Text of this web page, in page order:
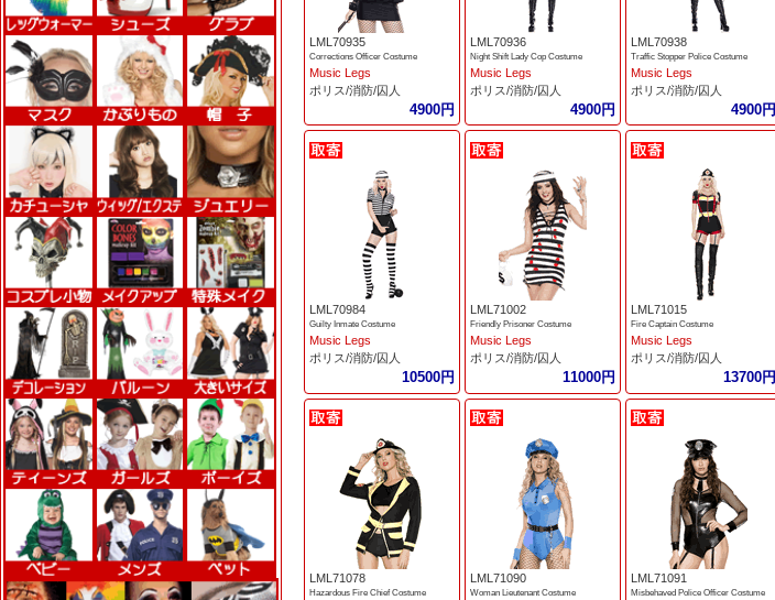
LML70935
Corrections Officer Costume
Music Legs
ポリス/消防/囚人
4900円
LML70936
Night Shift Lady Cop Costume
Music Legs
ポリス/消防/囚人
4900円
LML70938
Traffic Stopper Police Costume
Music Legs
ポリス/消防/囚人
4900円
LML70984
Guilty Inmate Costume
Music Legs
ポリス/消防/囚人
10500円
LML71002
Friendly Prisoner Costume
Music Legs
ポリス/消防/囚人
11000円
LML71015
Fire Captain Costume
Music Legs
ポリス/消防/囚人
13700円
LML71078
Hazardous Fire Chief Costume
LML71090
Woman Lieutenant Costume
LML71091
Misbehaved Police Officer Costume